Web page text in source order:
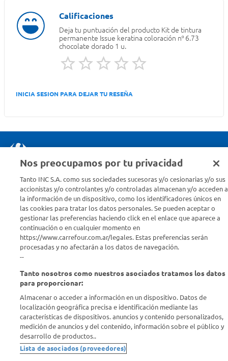
Deja tu puntuación del producto Kit de tintura
permanente Issue keratina coloración nº 6.73
chocolate dorado 1 u.
INICIA SESION PARA DEJAR TU RESEÑA
Seguinos en :
Estamos para ayudarte
¿Tenés una consulta? Comunicate con nosotrosacá
Descubrí Carrefour
Info útil
Comprá Online
Enterate de nuestras ofertas
Nos preocupamos por tu privacidad
Tanto INC S.A. como sus sociedades sucesoras y/o cesionarias y/o sus
accionistas y/o controlantes y/o controladas almacenan y/o acceden a
la información de un dispositivo, como los identificadores únicos en
las cookies para tratar los datos personales. Se pueden aceptar o
gestionar las preferencias haciendo click en el enlace que aparece a
continuación o en cualquier momento en
https://www.carrefour.com.ar/legales. Estas preferencias serán
procesadas y no afectarán a los datos de navegación.
--
Tanto nosotros como nuestros asociados tratamos los datos
para proporcionar:
Almacenar o acceder a información en un dispositivo. Datos de
localización geográfica precisa e identificación mediante las
características de dispositivos. anuncios y contenido personalizados,
medición de anuncios y del contenido, información sobre el público y
desarrollo de productos..
Lista de asociados (proveedores)